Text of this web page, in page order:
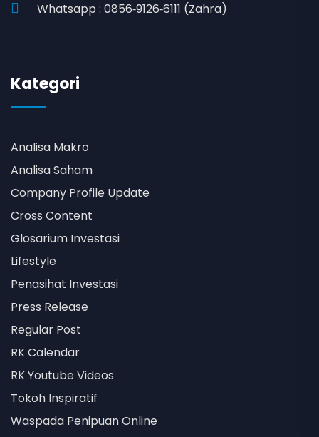
Whatsapp : 0856‑9126‑6111 (Zahra)
Kategori
Analisa Makro
Analisa Saham
Company Profile Update
Cross Content
Glosarium Investasi
Lifestyle
Penasihat Investasi
Press Release
Regular Post
RK Calendar
RK Youtube Videos
Tokoh Inspiratif
Waspada Penipuan Online